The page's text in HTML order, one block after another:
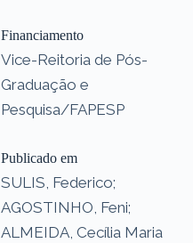
Financiamento
Vice-Reitoria de Pós-
Graduação e
Pesquisa/FAPESP
Publicado em
SULIS, Federico;
AGOSTINHO, Feni;
ALMEIDA, Cecília Maria